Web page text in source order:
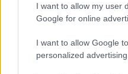
I want to allow my user
Google for online
I want to allow Google
personalized advertising.
Frasi
Film
Frasi